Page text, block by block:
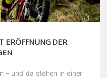
ERÖFFNUNG DER
– und da stehen in einer